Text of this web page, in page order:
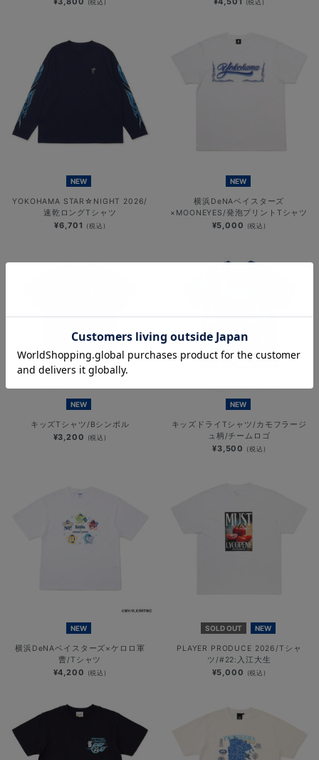
(税込) (税込)
NEW
YOKOHAMA STAR☆NIGHT 2026/
速乾ロングTシャツ
¥6,701 (税込)
NEW
横浜DeNAベイスターズ
×MOONEYES/発泡プリントTシャツ
¥5,000 (税込)
NEW
キッズTシャツ/Bシンボル
¥3,200 (税込)
NEW
キッズドライTシャツ/カモフラージ
ュ柄/チームロゴ
¥3,500 (税込)
NEW
横浜DeNAベイスターズ×ケロロ軍
曹/Tシャツ
¥4,200 (税込)
SOLD OUT NEW
PLAYER PRODUCE 2026/Tシャ
ツ/#22:入江大生
¥5,000 (税込)